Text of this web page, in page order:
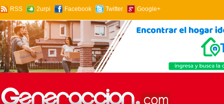
RSS 2urpi Facebook Twitter Google+